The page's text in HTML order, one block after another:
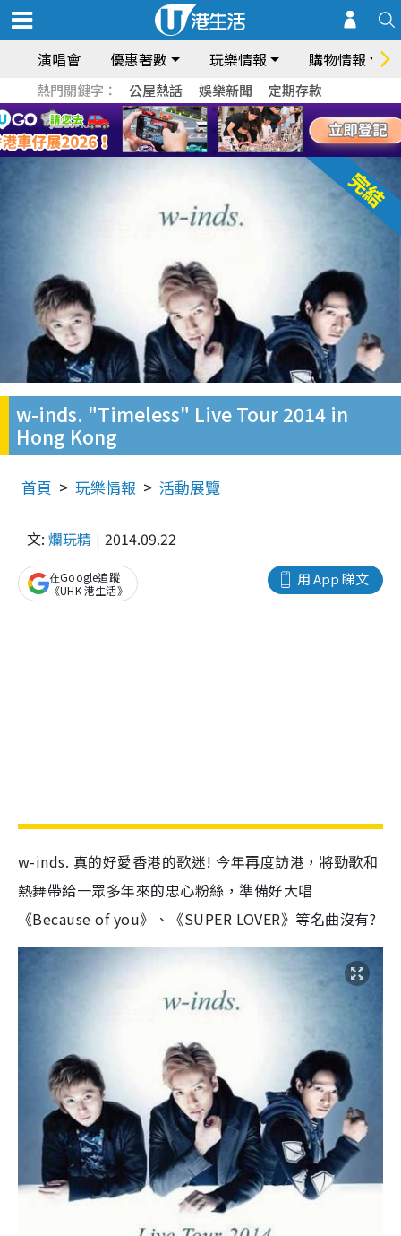
演唱會 優惠著數 玩樂情報 購物情報
熱門關鍵字： 公屋熱話 娛樂新聞 定期存款
w-inds. "Timeless" Live Tour 2014 in
Hong Kong
首頁 玩樂情報 活動展覽
文: 爛玩精 2014.09.22
用 App 睇文
在Google追蹤
《UHK 港生活》
w-inds. 真的好愛香港的歌迷! 今年再度訪港，將勁歌和
熱舞帶給一眾多年來的忠心粉絲，準備好大唱
《Because of you》、《SUPER LOVER》等名曲沒有?